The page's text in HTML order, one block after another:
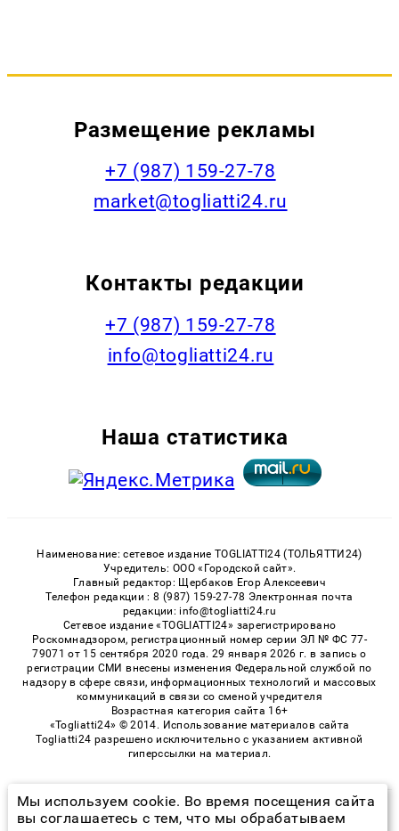
Размещение рекламы
+7 (987) 159-27-78
market@togliatti24.ru
Контакты редакции
+7 (987) 159-27-78
info@togliatti24.ru
Наша статистика
Наименование: сетевое издание TOGLIATTI24 (ТОЛЬЯТТИ24)
Учредитель: ООО «Городской сайт».
Главный редактор: Щербаков Егор Алексеевич
Телефон редакции : 8 (987) 159-27-78 Электронная почта
редакции: info@togliatti24.ru
Сетевое издание «TOGLIATTI24» зарегистрировано
Роскомнадзором, регистрационный номер серии ЭЛ № ФС 77-
79071 от 15 сентября 2020 года. 29 января 2026 г. в запись о
регистрации СМИ внесены изменения Федеральной службой по
надзору в сфере связи, информационных технологий и массовых
коммуникаций в связи со сменой учредителя
Возрастная категория сайта 16+
«Togliatti24» © 2014. Использование материалов сайта
Togliatti24 разрешено исключительно с указанием активной
гиперссылки на материал.
© 2026 «Togliatti24» | Все права защищены
Мы используем cookie. Во время посещения сайта
вы соглашаетесь с тем, что мы обрабатываем